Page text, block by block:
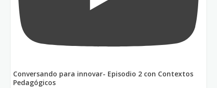
Conversando para innovar- Episodio 2 con Contextos
Pedagógicos